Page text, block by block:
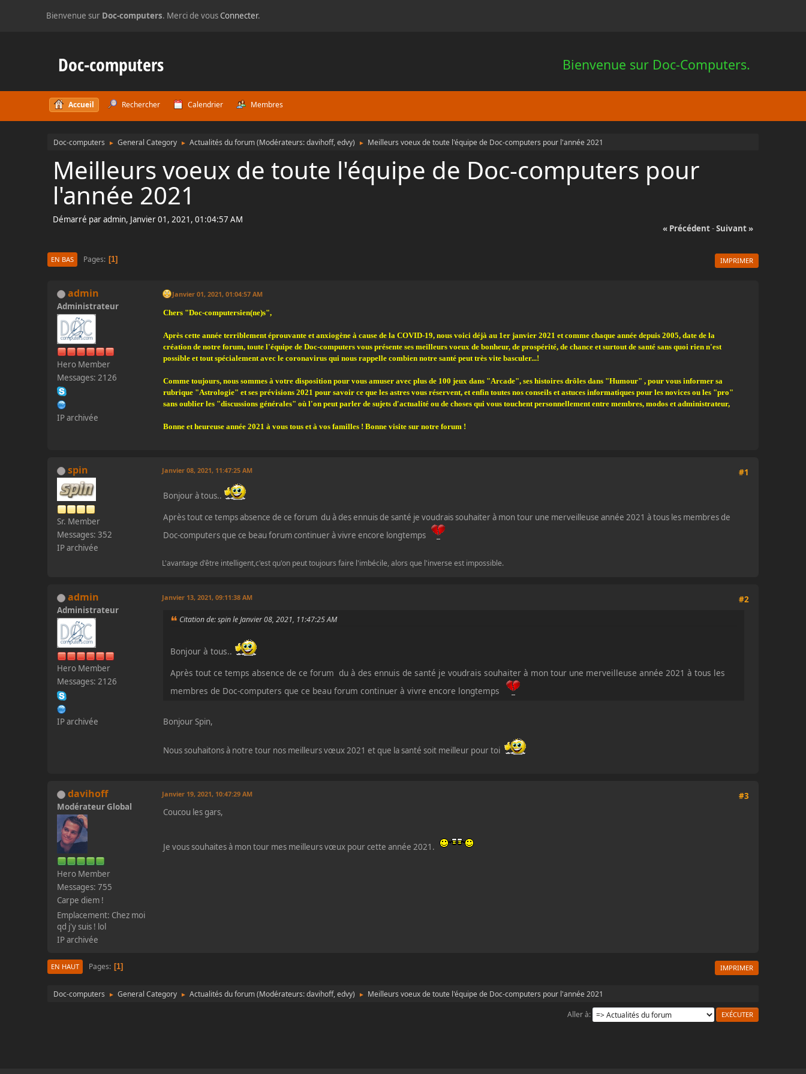
Bienvenue sur Doc-computers. Merci de vousConnecter.
Bienvenue sur Doc-Computers.
Doc-computers
Accueil Rechercher Calendrier Membres
Doc-computers ► General Category ► Actualités du forum(Modérateurs:davihoff,edvy) ► Meilleurs voeux de toute l'équipe de Doc-computers pour l'année 2021
Meilleurs voeux de toute l'équipe de Doc-computers pour
l'année 2021
Démarré par admin, Janvier 01, 2021, 01:04:57 AM
« Précédent-Suivant »
IMPRIMER
EN BAS Pages 1
admin
Administrateur
Hero Member
Messages: 2126
IP archivée
Janvier 01, 2021, 01:04:57 AM
Chers "Doc-computersien(ne)s",
Après cette année terriblement éprouvante et anxiogène à cause de la COVID-19, nous voici déjà au 1er janvier 2021 et comme chaque année depuis 2005, date de la
création de notre forum, toute l'équipe de Doc-computers vous présente ses meilleurs voeux de bonheur, de prospérité, de chance et surtout de santé sans quoi rien n'est
possible et tout spécialement avec le coronavirus qui nous rappelle combien notre santé peut très vite basculer...!
Comme toujours, nous sommes à votre disposition pour vous amuser avec plus de 100 jeux dans "Arcade", ses histoires drôles dans "Humour" , pour vous informer sa
rubrique "Astrologie" et ses prévisions 2021 pour savoir ce que les astres vous réservent, et enfin toutes nos conseils et astuces informatiques pour les novices ou les "pro"
sans oublier les "discussions générales" où l'on peut parler de sujets d'actualité ou de choses qui vous touchent personnellement entre membres, modos et administrateur,
Bonne et heureuse année 2021 à vous tous et à vos familles ! Bonne visite sur notre forum !
spin
Sr. Member
Messages: 352
IP archivée
#1
Janvier 08, 2021, 11:47:25 AM
Bonjour à tous..
Après tout ce temps absence de ce forum du à des ennuis de santé je voudrais souhaiter à mon tour une merveilleuse année 2021 à tous les membres de
Doc-computers que ce beau forum continuer à vivre encore longtemps
L'avantage d'être intelligent,c'est qu'on peut toujours faire l'imbécile, alors que l'inverse est impossible.
admin
Administrateur
Hero Member
Messages: 2126
IP archivée
#2
Janvier 13, 2021, 09:11:38 AM
Citation de: spin le Janvier 08, 2021, 11:47:25 AM
Bonjour à tous..
Après tout ce temps absence de ce forum du à des ennuis de santé je voudrais souhaiter à mon tour une merveilleuse année 2021 à tous les
membres de Doc-computers que ce beau forum continuer à vivre encore longtemps
Bonjour Spin,
Nous souhaitons à notre tour nos meilleurs vœux 2021 et que la santé soit meilleur pour toi
davihoff
Modérateur Global
Hero Member
Messages: 755
Carpe diem !
Emplacement: Chez moi
qd j'y suis ! lol
IP archivée
#3
Janvier 19, 2021, 10:47:29 AM
Coucou les gars,
Je vous souhaites à mon tour mes meilleurs vœux pour cette année 2021.
IMPRIMER
EN HAUT Pages 1
Doc-computers ► General Category ► Actualités du forum(Modérateurs:davihoff,edvy) ►
Meilleurs voeux de toute l'équipe de Doc-computers pour l'année 2021
Aller à